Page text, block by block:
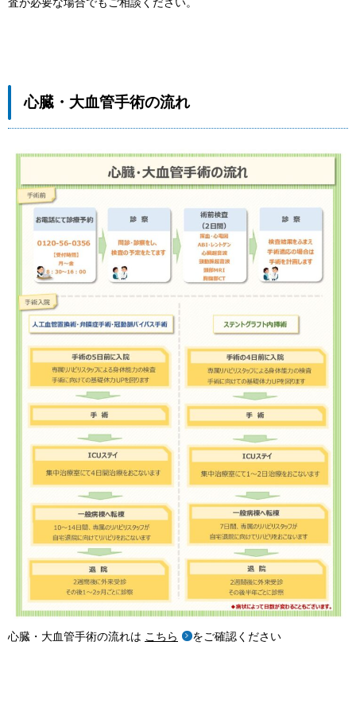
査が必要な場合でもご相談ください。
心臓・大血管手術の流れ
心臓・大血管手術の流れは こちら をご確認ください